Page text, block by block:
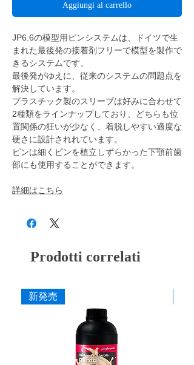
Aggiungi al carrello
JP6.6の模型用ピンシステムは、ドイツで生
まれた最後発の接着剤フリーで模型を製作で
きるシステムです。
最後発がゆえに、従来のシステムの問題点を
解決しています。
プラスチック製のスリーブは好みに合わせて
2種類をラインナップしており、どちらも位
置関係の狂いが少なく、着脱しやすい適度な
硬さに設計されれています。
ピンは細くピンを植立しずらかった下顎前歯
部にも使用することができます。
詳細はこちら
Prodotti correlati
新発売